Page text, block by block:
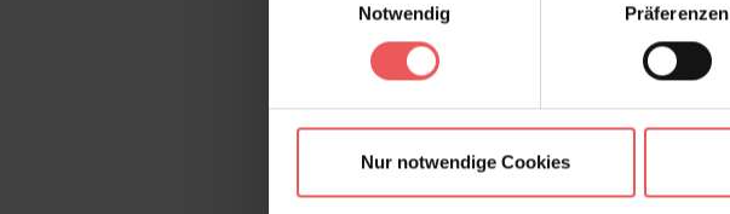
Notwendig
Präferenzen
Nur notwendige Cookies